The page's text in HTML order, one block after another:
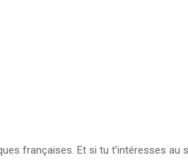
françaises. Et si tu t’intéresses